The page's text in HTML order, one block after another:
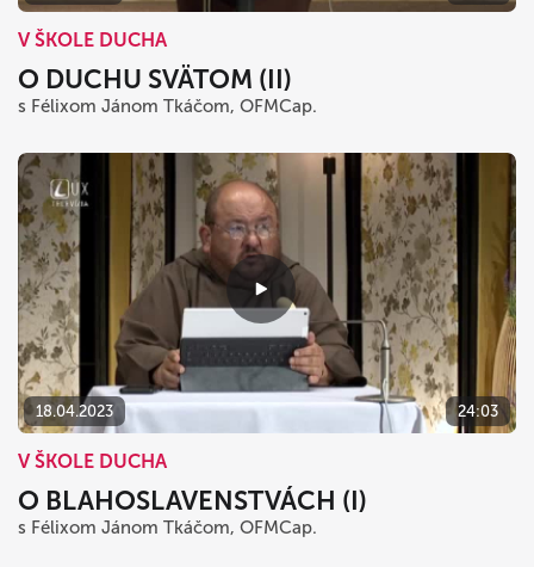
V ŠKOLE DUCHA
O DUCHU SVÄTOM (II)
s Félixom Jánom Tkáčom, OFMCap.
18.04.2023 24:03
V ŠKOLE DUCHA
O BLAHOSLAVENSTVÁCH (I)
s Félixom Jánom Tkáčom, OFMCap.